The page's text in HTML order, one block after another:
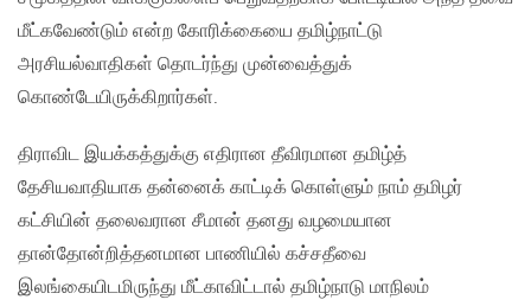
மீட்கவேண்டும் என்ற கோரிக்கையை தமிழ்நாட்டு
அரசியல்வாதிகள் தொடர்ந்து முன்வைத்துக்
கொண்டேயிருக்கிறார்கள்.
திராவிட இயக்கத்துக்கு எதிரான தீவிரமான தமிழ்த்
தேசியவாதியாக தன்னைக் காட்டிக் கொள்ளும் நாம் தமிழர்
கட்சியின் தலைவரான சீமான் தனது வழமையான
தான்தோன்றித்தனமான பாணியில் கச்சதீவை
இலங்கையிடமிருந்து மீட்காவிட்டால் தமிழ்நாடு மாநிலம்